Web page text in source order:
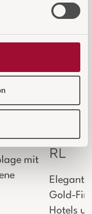
mit
RL
Gold-
Hotels